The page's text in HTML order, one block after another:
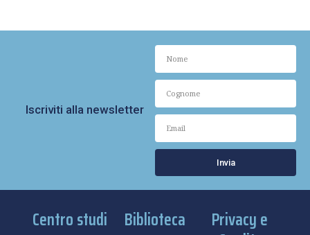
Iscriviti alla newsletter
Invia
Centro studi Biblioteca Privacy e